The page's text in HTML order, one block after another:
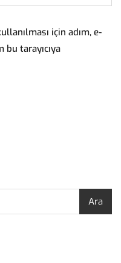
için adım, e-
tarayıcıya
Ara